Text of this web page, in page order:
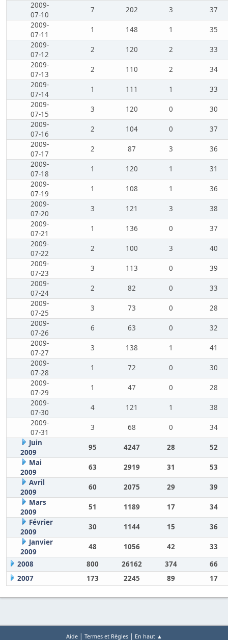
2009-
07-10
7 202 3
37
2009-
07-11
1 148 1
35
2009-
07-12
2 120 2
33
2009-
07-13
2 110 2
34
2009-
07-14
1 111 1
33
2009-
07-15
3 120 0
30
2009-
07-16
2 104 0
37
2009-
07-17
2 87 3
36
2009-
07-18
1 120 1
31
2009-
07-19
1 108 1
36
2009-
07-20
3 121 3
38
2009-
07-21
1 136 0
37
2009-
07-22
2 100 3
40
2009-
07-23
3 113 0
39
2009-
07-24
2 82 0
33
2009-
07-25
3 73 0
28
2009-
07-26
6 63 0
32
2009-
07-27
3 138 1
41
2009-
07-28
1 72 0
30
2009-
07-29
1 47 0
28
2009-
07-30
4 121 1
38
2009-
07-31
3 68 0
34
Juin
2009
95 4247 28
52
Mai
2009
63 2919 31
53
Avril
2009
60 2075 29
39
Mars
2009
51 1189 17
34
Février
2009
30 1144 15
36
Janvier
2009
48 1056 42
33
2008
800 26162 374
66
2007
173 2245 89 17
Aide| Termes et Règles| En haut ▲